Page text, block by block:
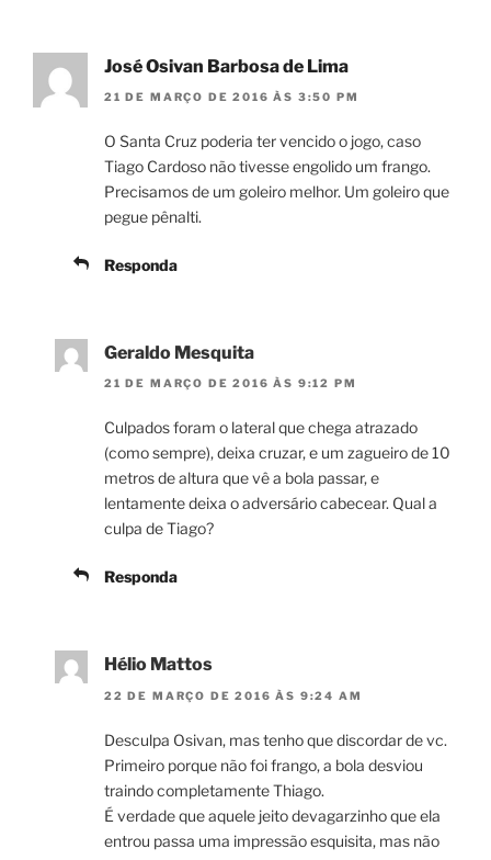
José Osivan Barbosa de Lima
21 DE MARÇO DE 2016 ÀS 3:50 PM
O Santa Cruz poderia ter vencido o jogo, caso
Tiago Cardoso não tivesse engolido um frango.
Precisamos de um goleiro melhor. Um goleiro que
pegue pênalti.
Responda
Geraldo Mesquita
21 DE MARÇO DE 2016 ÀS 9:12 PM
Culpados foram o lateral que chega atrazado
(como sempre), deixa cruzar, e um zagueiro de 10
metros de altura que vê a bola passar, e
lentamente deixa o adversário cabecear. Qual a
culpa de Tiago?
Responda
Hélio Mattos
22 DE MARÇO DE 2016 ÀS 9:24 AM
Desculpa Osivan, mas tenho que discordar de vc.
Primeiro porque não foi frango, a bola desviou
traindo completamente Thiago.
É verdade que aquele jeito devagarzinho que ela
entrou passa uma impressão esquisita, mas não